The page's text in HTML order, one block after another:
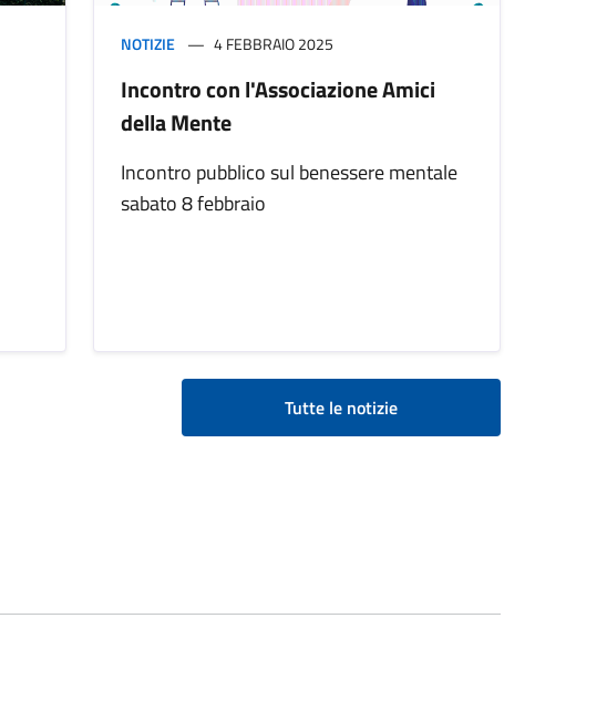
NOTIZIE 4 FEBBRAIO 2025
Incontro con l'Associazione Amici
della Mente
Incontro pubblico sul benessere mentale
sabato 8 febbraio
Tutte le notizie